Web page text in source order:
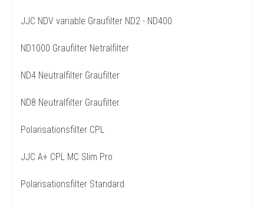
JJC NDV variable Graufilter ND2 - ND400
ND1000 Graufilter Netralfilter
ND4 Neutralfilter Graufilter
ND8 Neutralfilter Graufilter
Polarisationsfilter CPL
JJC A+ CPL MC Slim Pro
Polarisationsfilter Standard